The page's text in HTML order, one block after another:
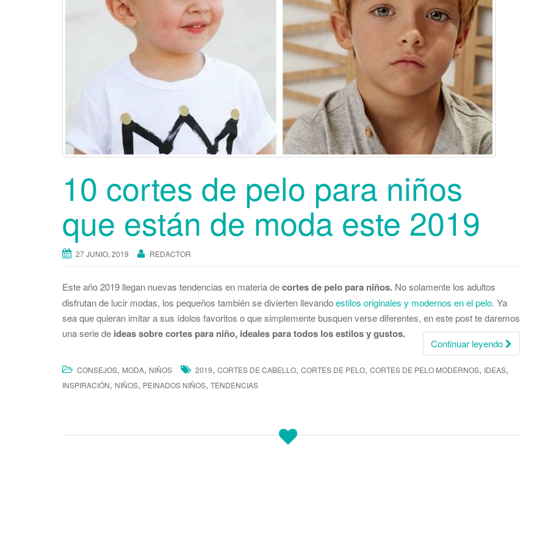
10 cortes de pelo para niños
que están de moda este 2019
27 JUNIO, 2019 REDACTOR
Este año 2019 llegan nuevas tendencias en materia decortes de pelo para niños. No solamente los adultos
disfrutan de lucir modas, los pequeños también se divierten llevandoestilos originales y modernos en el pelo. Ya
sea que quieran imitar a sus ídolos favoritos o que simplemente busquen verse diferentes, en este post te daremos
una serie de ideas sobre cortes para niño, ideales para todos los estilos y gustos.
Continuar leyendo
CONSEJOS, MODA, NIÑOS 2019, CORTES DE CABELLO, CORTES DE PELO, CORTES DE PELO MODERNOS, IDEAS,
INSPIRACIÓN, NIÑOS, PEINADOS NIÑOS, TENDENCIAS